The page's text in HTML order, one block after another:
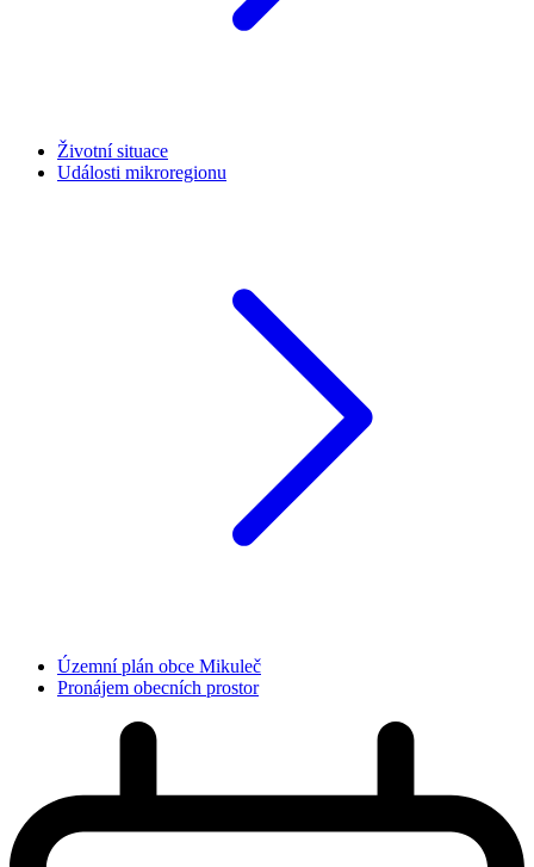
Životní situace
Události mikroregionu
Územní plán obce Mikuleč
Pronájem obecních prostor